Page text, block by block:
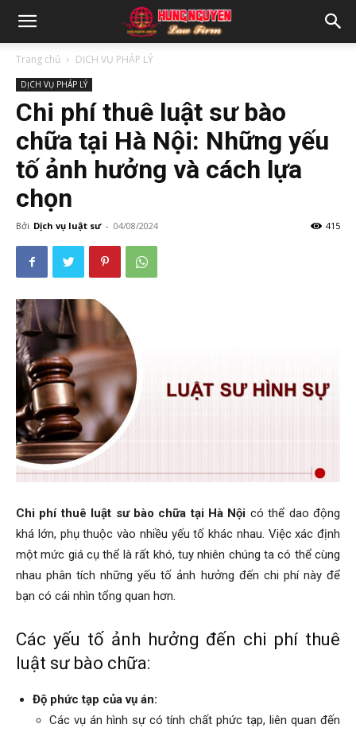
Trang chủ DỊCH VỤ PHÁP LÝ
DỊCH VỤ PHÁP LÝ
Chi phí thuê luật sư bào
chữa tại Hà Nội: Những yếu
tố ảnh hưởng và cách lựa
chọn
Bởi Dịch vụ luật sư - 04/08/2024 415
Chi phí thuê luật sư bào chữa tại Hà Nội có thể dao động
khá lớn, phụ thuộc vào nhiều yếu tố khác nhau. Việc xác định
một mức giá cụ thể là rất khó, tuy nhiên chúng ta có thể cùng
nhau phân tích những yếu tố ảnh hưởng đến chi phí này để
bạn có cái nhìn tổng quan hơn.
Các yếu tố ảnh hưởng đến chi phí thuê
luật sư bào chữa:
Độ phức tạp của vụ án:
Các vụ án hình sự có tính chất phức tạp, liên quan đến